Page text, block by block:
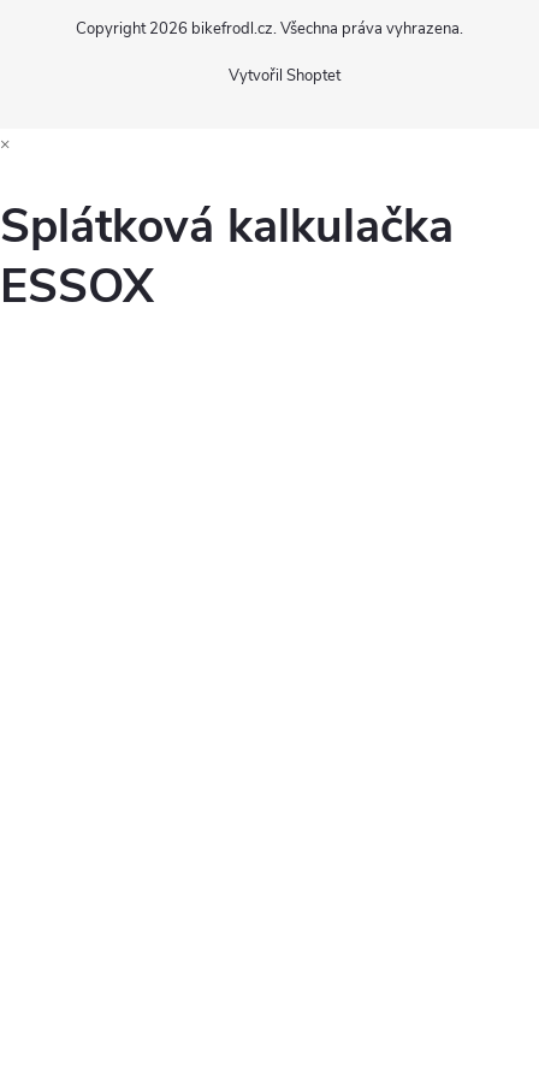
Vytvořil Shoptet
Copyright 2026 bikefrodl.cz. Všechna práva vyhrazena.
×
Splátková kalkulačka
ESSOX